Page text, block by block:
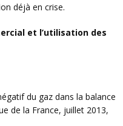
déjà en crise.
et l’utilisation des
du gaz dans la balance
de la France, juillet 2013,